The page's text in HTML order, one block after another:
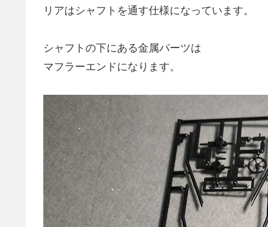
リアはシャフトを通す仕様になっています。
シャフトの下にある金属パーツは
マフラーエンドになります。